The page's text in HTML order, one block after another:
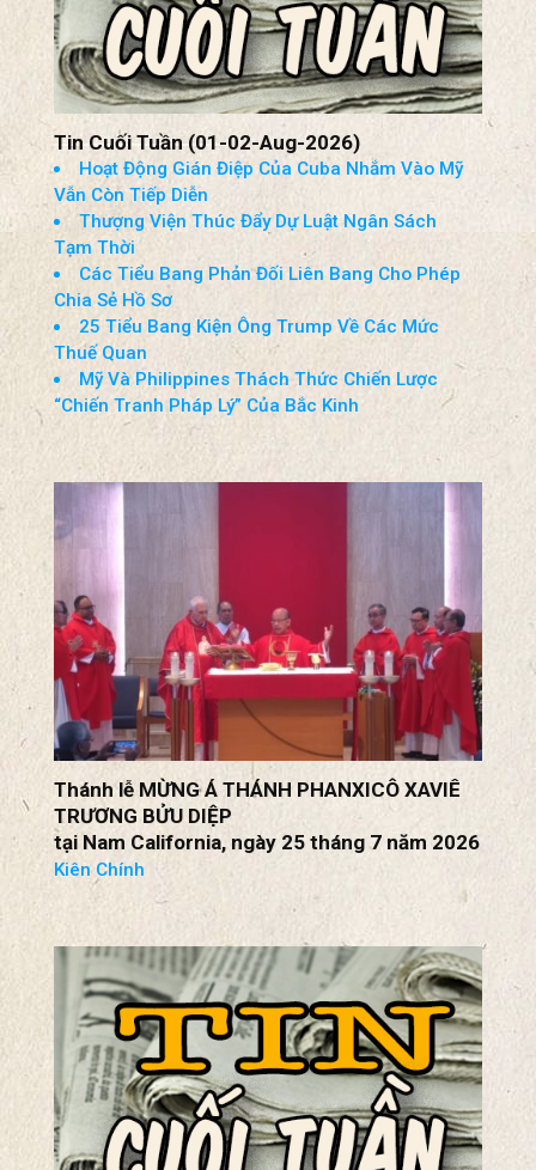
Tin Cuối Tuần (01-02-Aug-2026)
Hoạt Động Gián Điệp Của Cuba Nhắm Vào Mỹ
Vẫn Còn Tiếp Diễn
Thượng Viện Thúc Đẩy Dự Luật Ngân Sách
Tạm Thời
Các Tiểu Bang Phản Đối Liên Bang Cho Phép
Chia Sẻ Hồ Sơ
25 Tiểu Bang Kiện Ông Trump Về Các Mức
Thuế Quan
“Chiến Tranh Pháp Lý” Của Bắc Kinh
Thánh lễ MỪNG Á THÁNH PHANXICÔ XAVIÊ
TRƯƠNG BỬU DIỆP
tại Nam California, ngày 25 tháng 7 năm 2026
Kiên Chính